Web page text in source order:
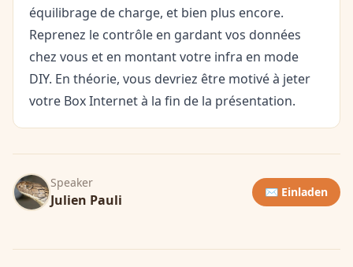
équilibrage de charge, et bien plus encore.
Reprenez le contrôle en gardant vos données
chez vous et en montant votre infra en mode
DIY. En théorie, vous devriez être motivé à jeter
votre Box Internet à la fin de la présentation.
Speaker
Julien Pauli ✉️ Einladen